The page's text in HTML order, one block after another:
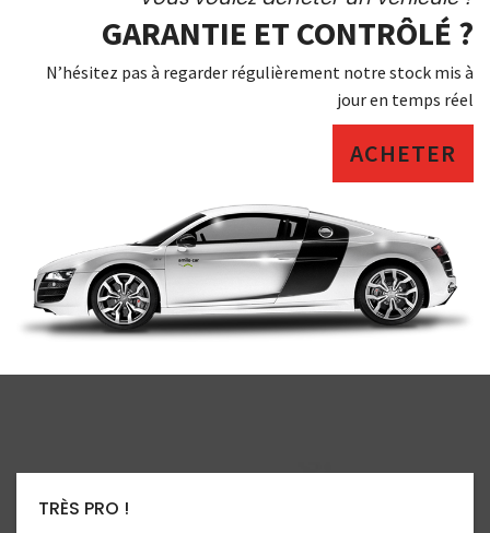
GARANTIE ET CONTRÔLÉ ?
N’hésitez pas à regarder régulièrement notre stock mis à
jour en temps réel
ACHETER
LA CONFIANCE